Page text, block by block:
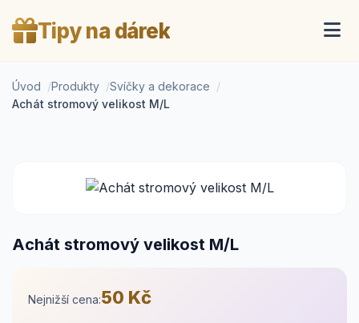
Tipy na dárek
Úvod Produkty
Svíčky a dekorace
Achát stromový velikost M/L
Achát stromový velikost M/L
Nejnižší cena:50 Kč